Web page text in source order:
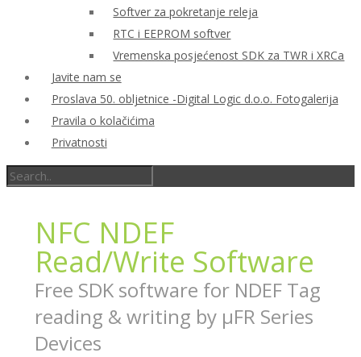
Softver za pokretanje releja
RTC i EEPROM softver
Vremenska posjećenost SDK za TWR i XRCa
Javite nam se
Proslava 50. obljetnice -Digital Logic d.o.o. Fotogalerija
Pravila o kolačićima
Privatnosti
NFC NDEF
Read/Write Software
Free SDK software for NDEF Tag
reading & writing by µFR Series
Devices